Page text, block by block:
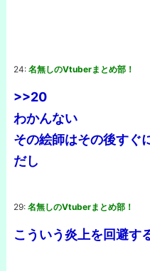
24: 名無しのVtuberまとめ部！
>>20
わかんない
その絵師はその後すぐ
だし
29: 名無しのVtuberまとめ部！
こういう炎上を回避す